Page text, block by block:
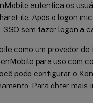
autentica os
Após o logon
SSO sem fazer logon a
como um provedor
para uso com
pode configurar o
Para obter mais